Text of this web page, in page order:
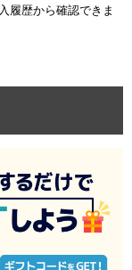
履歴から確認できま